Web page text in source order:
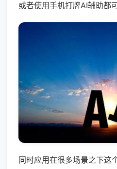
或者使用手机打牌AI辅助都
同时应用在很多场景之下这